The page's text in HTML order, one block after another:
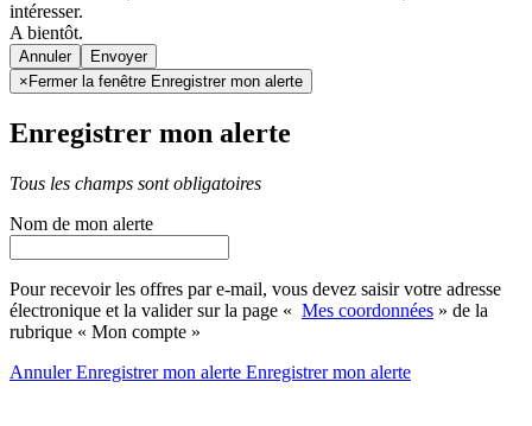
intéresser.
A bientôt.
Annuler
× Fermer la fenêtre Enregistrer mon alerte
Enregistrer mon alerte
Tous les champs sont obligatoires
Nom de mon alerte
Pour recevoir les offres par e-mail, vous devez saisir votre adresse
électronique et la valider sur la page « Mes coordonnées » de la
rubrique « Mon compte »
AnnulerEnregistrer mon alerte Enregistrermon alerte